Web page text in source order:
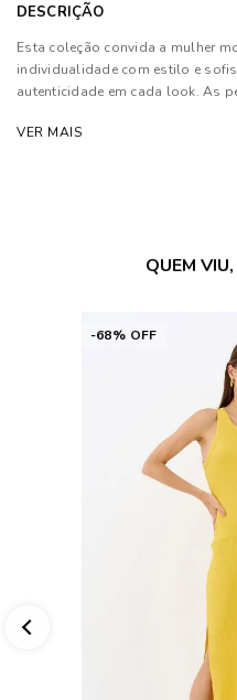
DESCRIÇÃO
Esta coleção convida a mulher
individualidade com estilo e
autenticidade em cada look. As
estratégicas que proporcionam
VER MAIS
QUEM
-68% OFF